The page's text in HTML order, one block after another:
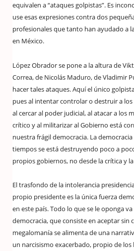
equivalen a “ataques golpistas”. Es
use esas expresiones contra dos
profesionales que tanto han ayudado a
en México.
López Obrador se pone a la altura de
Correa, de Nicolás Maduro, de Vladimir
hacer tales ataques. Aquí el único
pues al intentar controlar o destruir a
al cercar al poder judicial, al atacar a los
crítico y al militarizar al Gobierno está
nuestra frágil democracia. La
tiempos se está destruyendo poco a
propios gobiernos, no desde la crítica y
El trasfondo de la intolerancia
propio presidente es la única fuerza
en este país. Todo lo que se le oponga
democracia, que consiste en aceptar sin
megalomanía se alimenta de una
un narcisismo exacerbado, propio de